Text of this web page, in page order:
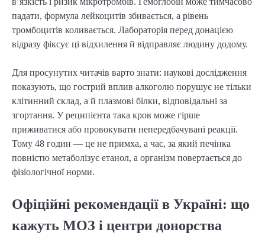
падати, формула лейкоцитів збивається, а рівень
тромбоцитів коливається. Лабораторія перед донацією
відразу фіксує ці відхилення й відправляє людину додому.
Для просунутих читачів варто знати: наукові дослідження
показують, що гострий вплив алкоголю порушує не тільки
клітинний склад, а й плазмові білки, відповідальні за
згортання. У реципієнта така кров може гірше
приживатися або провокувати непередбачувані реакції.
Тому 48 годин — це не примха, а час, за який печінка
повністю метаболізує етанол, а організм повертається до
фізіологічної норми.
Офіційні рекомендації в Україні: що
кажуть МОЗ і центри донорства